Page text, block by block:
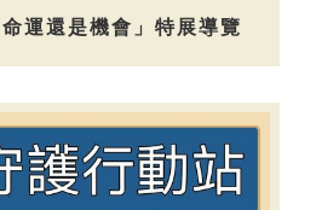
命運還是機會」特展導覽